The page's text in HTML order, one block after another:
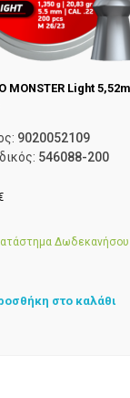
MONSTER Light
9020052109
546088-200
στο καλάθι